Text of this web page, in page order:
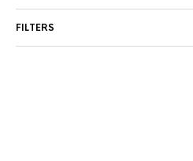
FILTERS